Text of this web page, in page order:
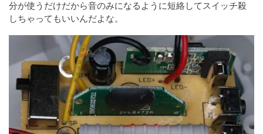
分が使うだけだから音のみになるように短絡してスイッチ殺
しちゃってもいいんだよな。